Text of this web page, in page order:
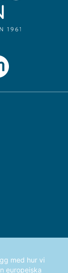
med hur vi
europeiska